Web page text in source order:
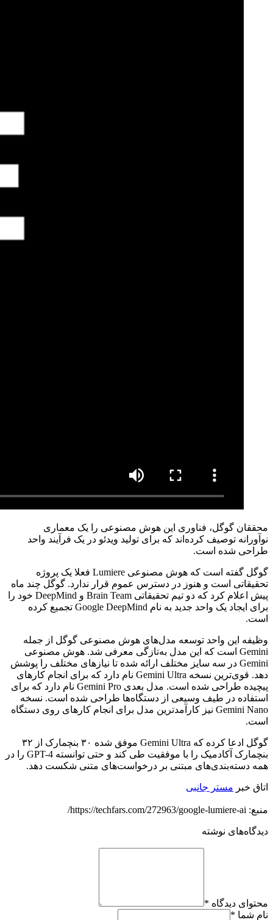
محققان گوگل، فناوری این هوش مصنوعی را یک معماری
نوآورانه توصیف کرده‌اند که برای تولید ویدئو در یک فرآیند واحد
طراحی شده است.
گوگل گفته است که هوش مصنوعی Lumiere فعلا یک پروژه
تحقیقاتی است و هنوز در دسترس عموم قرار ندارد. گوگل چند ماه
پیش اعلام کرد که دو تیم تحقیقاتی Brain Team و DeepMind خود را
برای ایجاد یک واحد جدید به نام Google DeepMind تجمیع کرده
است.
وظیفه این واحد توسعه مدل‌های هوش مصنوعی گوگل از جمله
Gemini است که این مدل به‌تازگی معرفی شد. هوش مصنوعی
Gemini در سه سایز مختلف ارائه شده تا نیازهای مختلف را پوشش
دهد. قوی‌ترین نسخه Gemini Ultra نام دارد که برای انجام کارهای
پیچیده طراحی شده است. مدل بعدی Gemini Pro نام دارد که برای
استفاده در طیف وسیعی از دستگاه‌ها طراحی شده است. نسخه
Gemini Nano نیز کارآمدترین مدل برای انجام کارهای روی دستگاه
است.
گوگل ادعا کرده که Gemini Ultra موفق شده ۳۰ بنچمارک از ۳۲
بنچمارک آکادمیک را با موفقیت طی کند و حتی توانسته GPT-4 را در
همه دسته‌بندی‌های مبتنی بر درخواست‌های متنی شکست دهد.
اتاق خبر مستر جانبی
منبع: https://techfars.com/272963/google-lumiere-ai/
دیدگاه‌های نوشته
محتوای دیدگاه *
نام شما *